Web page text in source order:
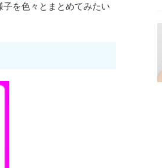
を色々とまとめてみたい